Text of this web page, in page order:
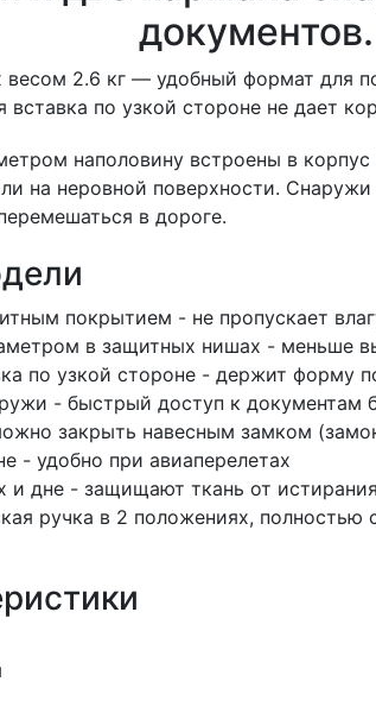
весом 2.6 кг — удобный формат
по узкой стороне не дает
наполовину встроены в
на неровной поверхности.
в дороге.
покрытием - не пропускает
в защитных нишах - меньше
по узкой стороне - держит форму
- быстрый доступ к документам
закрыть навесным замком
- удобно при авиаперелетах
и дне - защищают ткань от истирания
ручка в 2 положениях, полностью